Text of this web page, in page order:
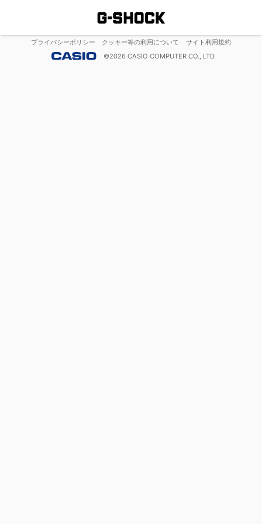
プライバシーポリシー クッキー等の利用について
サイト利用規約
©2026 CASIO COMPUTER CO., LTD.